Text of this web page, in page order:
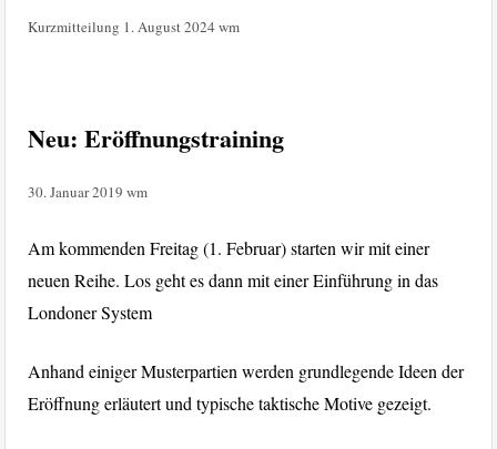
Kurzmitteilung 1. August 2024 wm
Neu: Eröffnungstraining
30. Januar 2019 wm
Am kommenden Freitag (1. Februar) starten wir mit einer
neuen Reihe. Los geht es dann mit einer Einführung in das
Londoner System
Anhand einiger Musterpartien werden grundlegende Ideen der
Eröffnung erläutert und typische taktische Motive gezeigt.